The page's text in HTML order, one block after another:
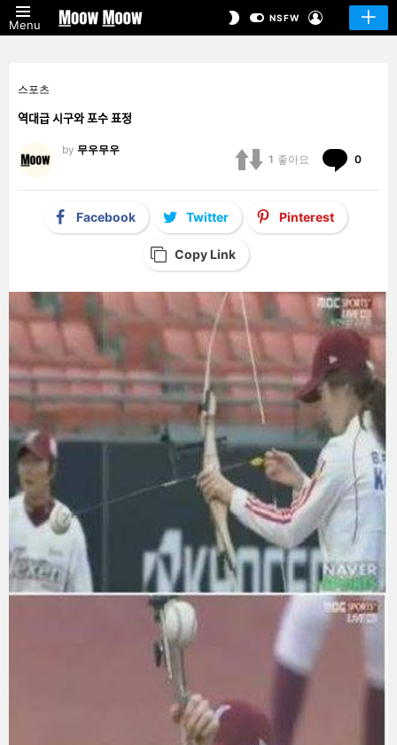
Menu
SWITCHNSFW
스포츠
역대급 시구와 포수 표정
by 무우무우
1 좋아요 0
Facebook Twitter Pinterest
Copy Link